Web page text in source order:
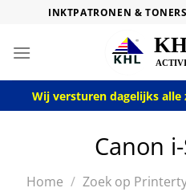
content
INKTPATRONEN &
Wij versturen dagelijks alle
Canon i-
Home / Zoek op